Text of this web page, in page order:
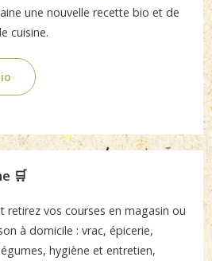
une nouvelle recette bio et de
cuisine.
🛒
retirez vos courses en magasin ou
à domicile : vrac, épicerie,
hygiène et entretien,